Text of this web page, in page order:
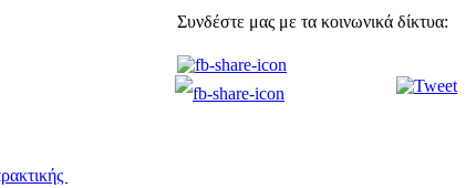
Συνδέστε μας με τα κοινωνικά δίκτυα: